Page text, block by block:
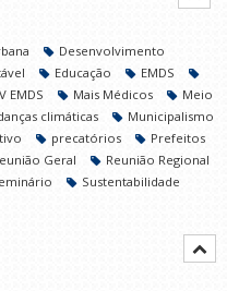
Desenvolvimento
Educação
EMDS
EMDS Mais Médicos
Meio
climáticas
Municipalismo
precatórios
Prefeitos
Geral
Reunião Regional
Sustentabilidade